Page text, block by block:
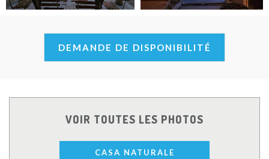
DEMANDE DE DISPONIBILITÉ
VOIR TOUTES LES PHOTOS
CASA NATURALE